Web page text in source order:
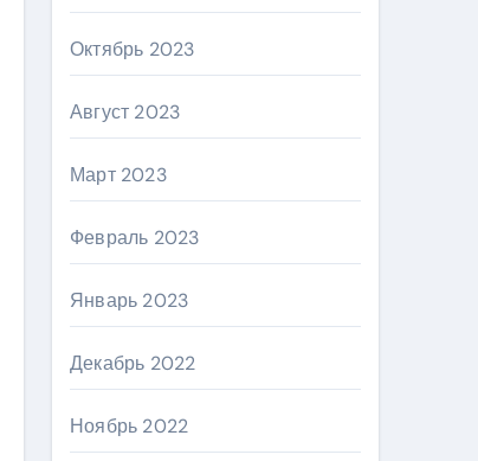
Октябрь 2023
Август 2023
Март 2023
Февраль 2023
Январь 2023
Декабрь 2022
Ноябрь 2022